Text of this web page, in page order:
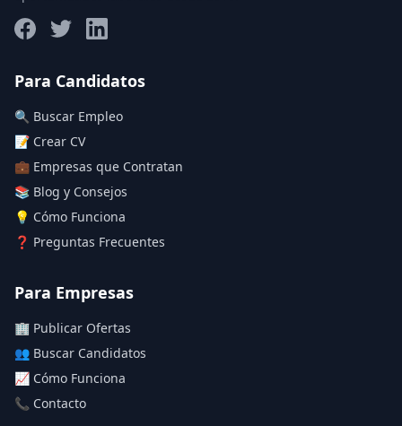
Deja vacío para "sin límite"
Aplicar filtros
Para Candidatos
🔍 Buscar Empleo
📝 Crear CV
💼 Empresas que Contratan
📚 Blog y Consejos
💡 Cómo Funciona
❓ Preguntas Frecuentes
Para Empresas
🏢 Publicar Ofertas
👥 Buscar Candidatos
📈 Cómo Funciona
📞 Contacto